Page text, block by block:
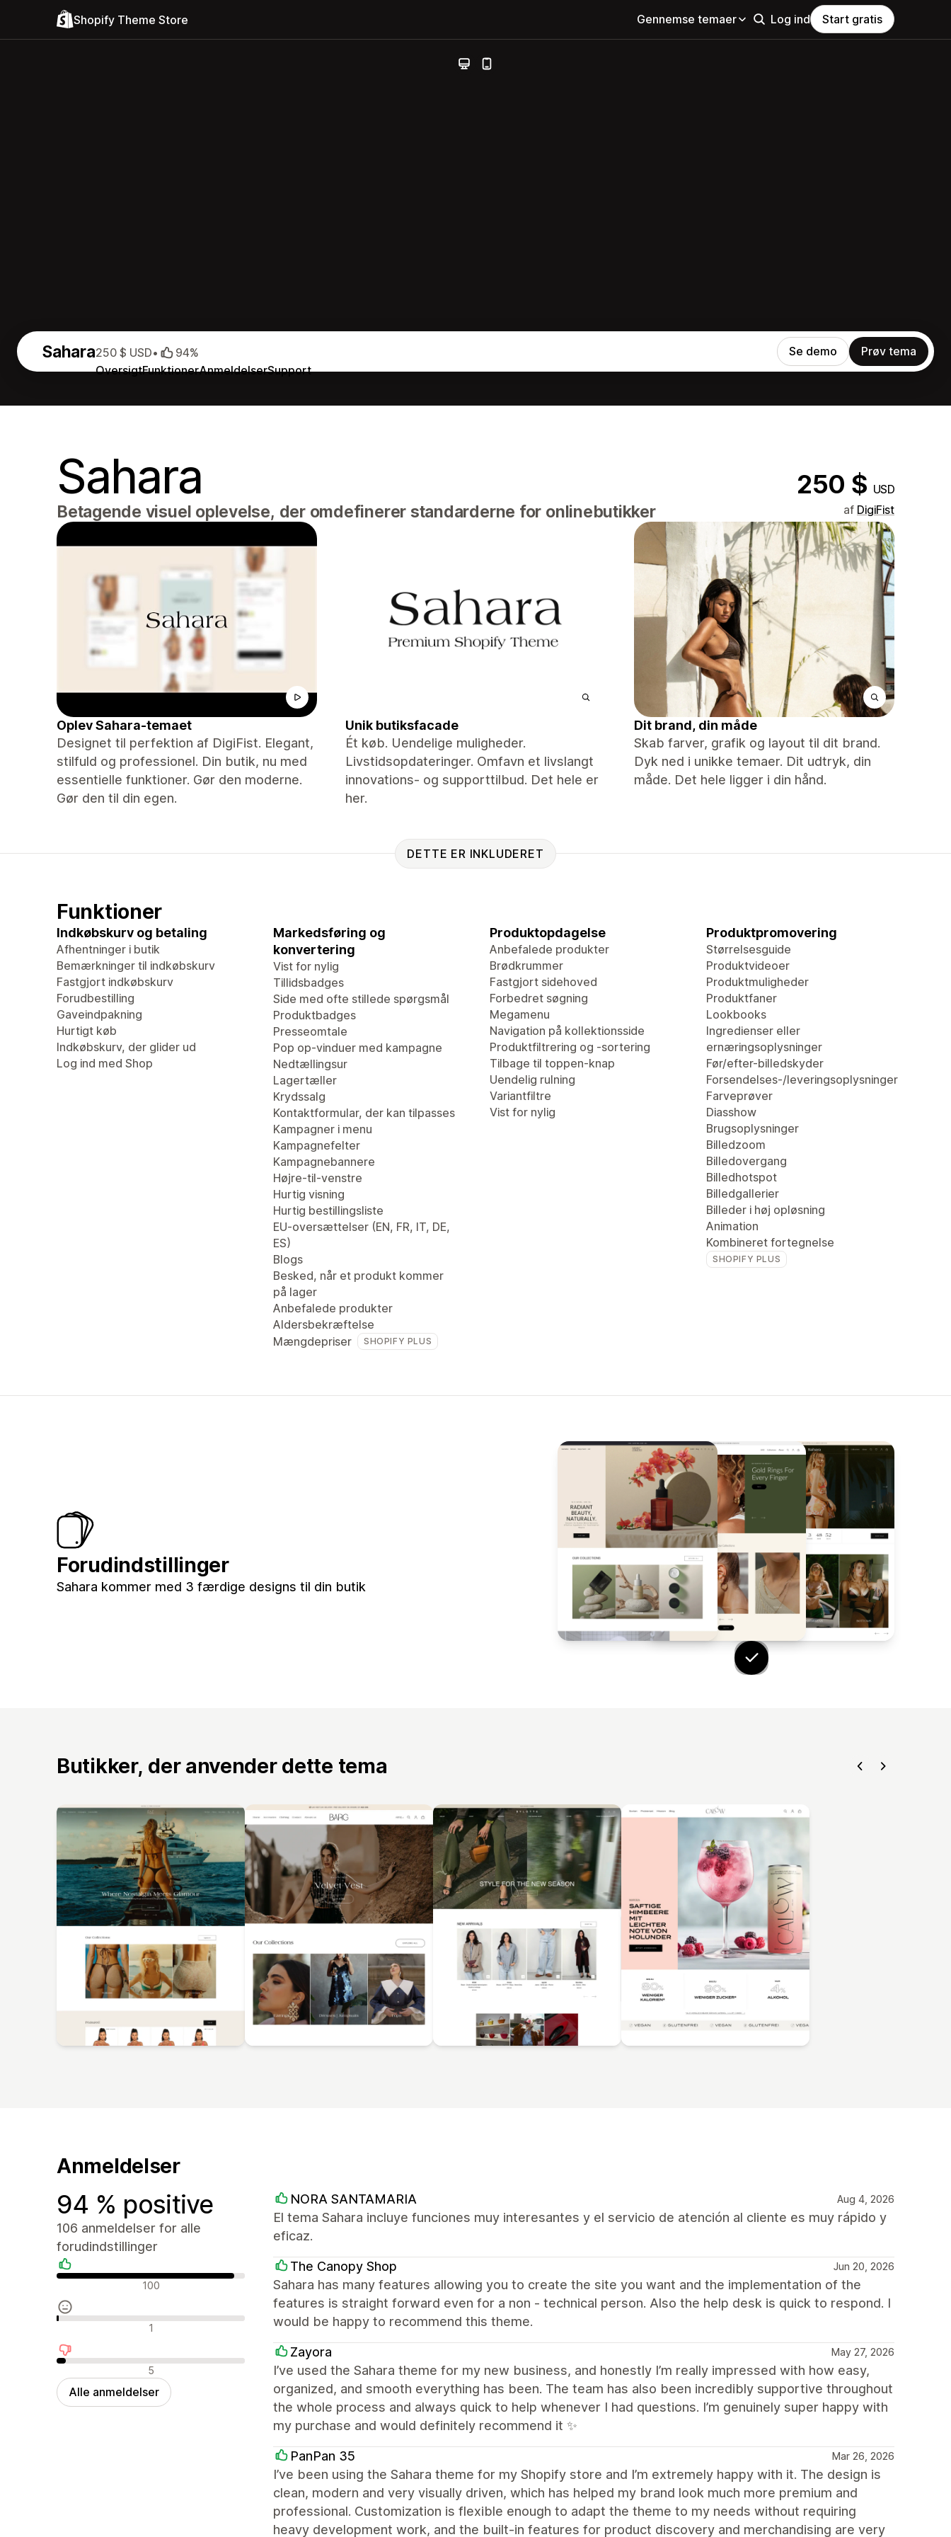
Shopify Theme Store Gennemse temaer Log ind Start gratis
Sahara
OversigtFunktionerAnmeldelserSupport
250 $ USD• 94% Se demo Prøv tema
Sahara 250 $ USD
Betagende visuel oplevelse, der omdefinerer standarderne for onlinebutikker af DigiFist
Oplev Sahara-temaet
Designet til perfektion af DigiFist. Elegant,
stilfuld og professionel. Din butik, nu med
essentielle funktioner. Gør den moderne.
Gør den til din egen.
Unik butiksfacade
Ét køb. Uendelige muligheder.
Livstidsopdateringer. Omfavn et livslangt
innovations- og supporttilbud. Det hele er
her.
Dit brand, din måde
Skab farver, grafik og layout til dit brand.
Dyk ned i unikke temaer. Dit udtryk, din
måde. Det hele ligger i din hånd.
DETTE ER INKLUDERET
Funktioner
Indkøbskurv og betaling
Afhentninger i butik
Bemærkninger til indkøbskurv
Fastgjort indkøbskurv
Forudbestilling
Gaveindpakning
Hurtigt køb
Indkøbskurv, der glider ud
Log ind med Shop
Markedsføring og
konvertering
Vist for nylig
Tillidsbadges
Side med ofte stillede spørgsmål
Produktbadges
Presseomtale
Pop op-vinduer med kampagne
Nedtællingsur
Lagertæller
Krydssalg
Kontaktformular, der kan tilpasses
Kampagner i menu
Kampagnefelter
Kampagnebannere
Højre-til-venstre
Hurtig visning
Hurtig bestillingsliste
EU-oversættelser (EN, FR, IT, DE,
ES)
Blogs
Besked, når et produkt kommer
på lager
Anbefalede produkter
Aldersbekræftelse
Mængdepriser
SHOPIFY PLUS
Produktopdagelse
Anbefalede produkter
Brødkrummer
Fastgjort sidehoved
Forbedret søgning
Megamenu
Navigation på kollektionsside
Produktfiltrering og -sortering
Tilbage til toppen-knap
Uendelig rulning
Variantfiltre
Vist for nylig
Produktpromovering
Størrelsesguide
Produktvideoer
Produktmuligheder
Produktfaner
Lookbooks
Ingredienser eller
ernæringsoplysninger
Før/efter-billedskyder
Forsendelses-/leveringsoplysninger
Farveprøver
Diasshow
Brugsoplysninger
Billedzoom
Billedovergang
Billedhotspot
Billedgallerier
Billeder i høj opløsning
Animation
Kombineret fortegnelse
SHOPIFY PLUS
Forudindstillinger
Sahara kommer med 3 færdige designs til din butik
Butikker, der anvender dette tema
Anmeldelser
94 % positive
106 anmeldelser for alle
forudindstillinger
Positive anmeldelser
100
Neutrale anmeldelser
1
Negative anmeldelser
5
Alle anmeldelser
NORA SANTAMARIA Aug 4, 2026
El tema Sahara incluye funciones muy interesantes y el servicio de atención al cliente es muy rápido y
eficaz.
The Canopy Shop Jun 20, 2026
Sahara has many features allowing you to create the site you want and the implementation of the
features is straight forward even for a non - technical person. Also the help desk is quick to respond. I
would be happy to recommend this theme.
Zayora May 27, 2026
I’ve used the Sahara theme for my new business, and honestly I’m really impressed with how easy,
organized, and smooth everything has been. The team has also been incredibly supportive throughout
the whole process and always quick to help whenever I had questions. I’m genuinely super happy with
my purchase and would definitely recommend it ✨
PanPan 35 Mar 26, 2026
I’ve been using the Sahara theme for my Shopify store and I’m extremely happy with it. The design is
clean, modern and very visually driven, which has helped my brand look much more premium and
professional. Customization is flexible enough to adapt the theme to my needs without requiring
heavy development work, and the built‑in features for product discovery and merchandising are very